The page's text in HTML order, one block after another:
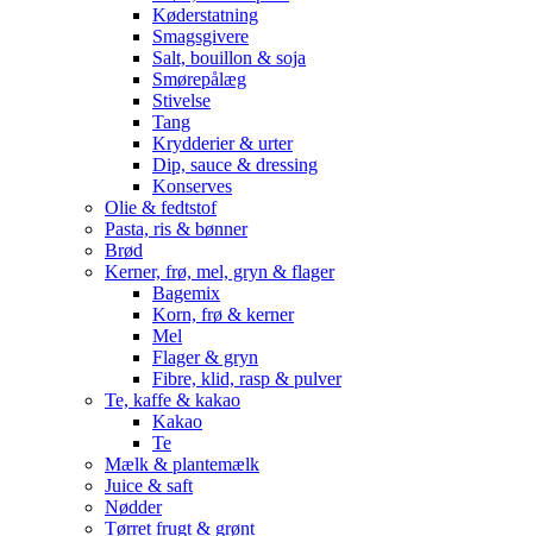
Køderstatning
Smagsgivere
Salt, bouillon & soja
Smørepålæg
Stivelse
Tang
Krydderier & urter
Dip, sauce & dressing
Konserves
Olie & fedtstof
Pasta, ris & bønner
Brød
Kerner, frø, mel, gryn & flager
Bagemix
Korn, frø & kerner
Mel
Flager & gryn
Fibre, klid, rasp & pulver
Te, kaffe & kakao
Kakao
Te
Mælk & plantemælk
Juice & saft
Nødder
Tørret frugt & grønt